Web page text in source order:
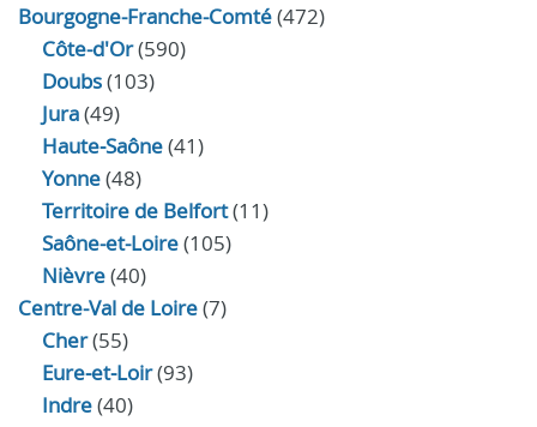
Bourgogne-Franche-Comté(472)
Côte-d'Or(590)
Doubs(103)
Jura(49)
Haute‑Saône(41)
Yonne(48)
Territoire de Belfort(11)
Saône-et-Loire(105)
Nièvre(40)
Centre-Val de Loire(7)
Cher(55)
Eure‑et‑Loir(93)
Indre(40)